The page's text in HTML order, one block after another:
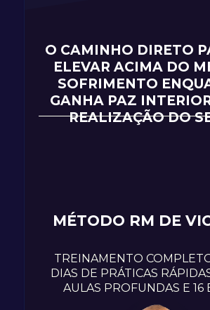
O CAMINHO DIRETO
ELEVAR ACIMA DO
SOFRIMENTO
GANHA PAZ
REALIZAÇÃO DO
MÉTODO RM DE
TREINAMENTO
DIAS DE PRÁTICAS
AULAS PROFUNDAS E 16